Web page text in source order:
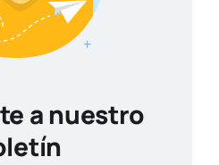
a nuestro